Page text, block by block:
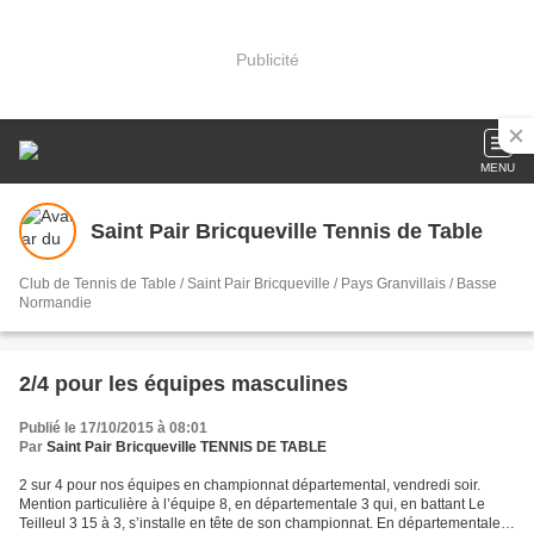
Publicité
MENU
Saint Pair Bricqueville Tennis de Table
Club de Tennis de Table / Saint Pair Bricqueville / Pays Granvillais / Basse
Normandie
2/4 pour les équipes masculines
Publié le 17/10/2015 à 08:01
Par Saint Pair Bricqueville TENNIS DE TABLE
2 sur 4 pour nos équipes en championnat départemental, vendredi soir.
Mention particulière à l’équipe 8, en départementale 3 qui, en battant Le
Teilleul 3 15 à 3, s’installe en tête de son championnat. En départementale 3